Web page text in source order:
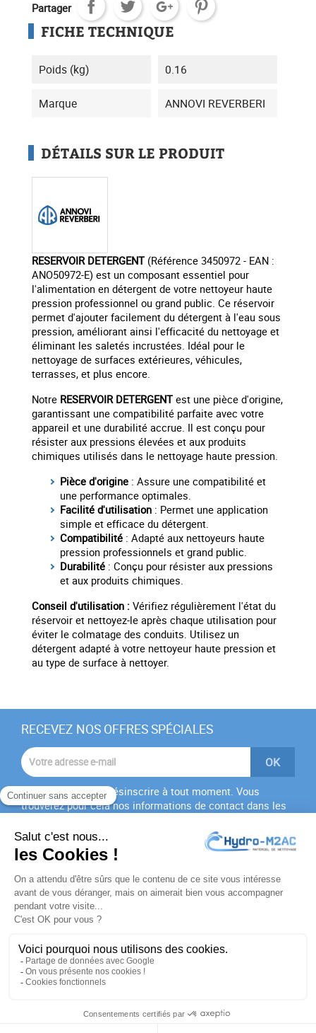
Partager
FICHE TECHNIQUE
Poids (kg) 0.16
Marque ANNOVI REVERBERI
DÉTAILS SUR LE PRODUIT
RESERVOIR DETERGENT (Référence 3450972 - EAN :
ANO50972-E) est un composant essentiel pour
l'alimentation en détergent de votre nettoyeur haute
pression professionnel ou grand public. Ce réservoir
permet d'ajouter facilement du détergent à l'eau sous
pression, améliorant ainsi l'efficacité du nettoyage et
éliminant les saletés incrustées. Idéal pour le
nettoyage de surfaces extérieures, véhicules,
terrasses, et plus encore.
Notre RESERVOIR DETERGENT est une pièce d'origine,
garantissant une compatibilité parfaite avec votre
appareil et une durabilité accrue. Il est conçu pour
résister aux pressions élevées et aux produits
chimiques utilisés dans le nettoyage haute pression.
Pièce d'origine : Assure une compatibilité et
une performance optimales.
Facilité d'utilisation : Permet une application
simple et efficace du détergent.
Compatibilité : Adapté aux nettoyeurs haute
pression professionnels et grand public.
Durabilité : Conçu pour résister aux pressions
et aux produits chimiques.
Conseil d'utilisation : Vérifiez régulièrement l'état du
réservoir et nettoyez-le après chaque utilisation pour
éviter le colmatage des conduits. Utilisez un
détergent adapté à votre nettoyeur haute pression et
au type de surface à nettoyer.
RECEVEZ NOS OFFRES SPÉCIALES
Vous pouvez vous désinscrire à tout moment. Vous
trouverez pour cela nos informations de contact dans les
J'accepte lesconditions générales
politique de
confidentialité
PRODUITS
NOTRE SOCIÉTÉ
VOTRE COMPTE